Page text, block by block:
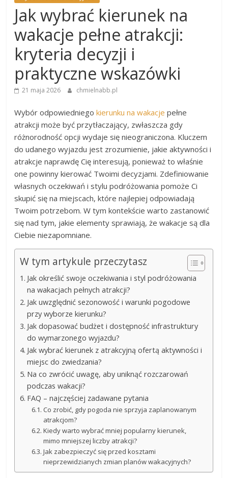
Jak wybrać kierunek na
wakacje pełne atrakcji:
kryteria decyzji i
praktyczne wskazówki
21 maja 2026 chmielnabb.pl
Wybór odpowiedniegokierunku na wakacje pełne
atrakcji może być przytłaczający, zwłaszcza gdy
różnorodność opcji wydaje się nieograniczona. Kluczem
do udanego wyjazdu jest zrozumienie, jakie aktywności i
atrakcje naprawdę Cię interesują, ponieważ to właśnie
one powinny kierować Twoimi decyzjami. Zdefiniowanie
własnych oczekiwań i stylu podróżowania pomoże Ci
skupić się na miejscach, które najlepiej odpowiadają
Twoim potrzebom. W tym kontekście warto zastanowić
się nad tym, jakie elementy sprawiają, że wakacje są dla
Ciebie niezapomniane.
W tym artykule przeczytasz
Jak określić swoje oczekiwania i styl podróżowania
na wakacjach pełnych atrakcji?
Jak uwzględnić sezonowość i warunki pogodowe
przy wyborze kierunku?
Jak dopasować budżet i dostępność infrastruktury
do wymarzonego wyjazdu?
Jak wybrać kierunek z atrakcyjną ofertą aktywności i
miejsc do zwiedzania?
Na co zwrócić uwagę, aby uniknąć rozczarowań
podczas wakacji?
FAQ – najczęściej zadawane pytania
Co zrobić, gdy pogoda nie sprzyja zaplanowanym
atrakcjom?
Kiedy warto wybrać mniej popularny kierunek,
mimo mniejszej liczby atrakcji?
Jak zabezpieczyć się przed kosztami
nieprzewidzianych zmian planów wakacyjnych?